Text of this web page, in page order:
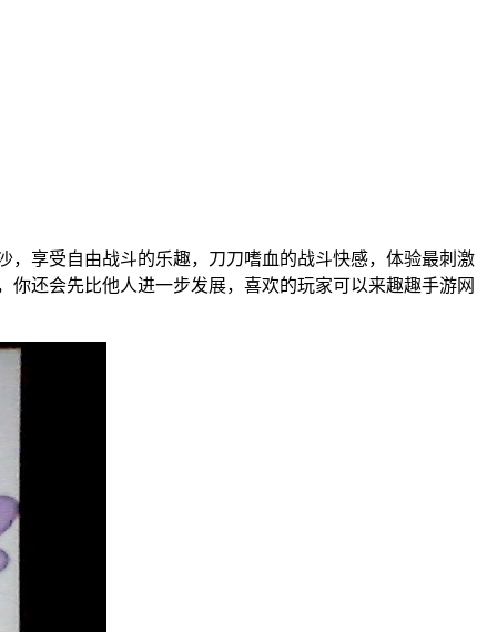
，享受自由战斗的乐趣，刀刀嗜血的战斗快感，体验最刺激
还会先比他人进一步发展，喜欢的玩家可以来趣趣手游网